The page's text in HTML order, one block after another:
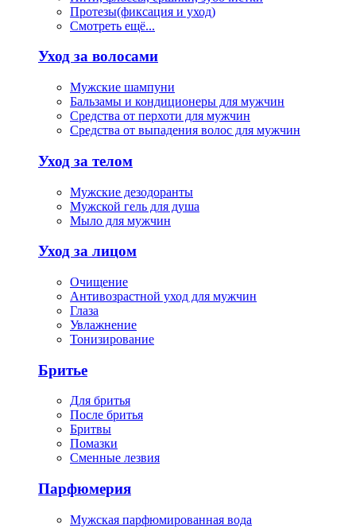
Протезы(фиксация и уход)
Смотреть ещё...
Уход за волосами
Мужские шампуни
Бальзамы и кондиционеры для мужчин
Средства от перхоти для мужчин
Средства от выпадения волос для мужчин
Уход за телом
Мужские дезодоранты
Мужской гель для душа
Мыло для мужчин
Уход за лицом
Очищение
Антивозрастной уход для мужчин
Глаза
Увлажнение
Тонизирование
Бритье
Для бритья
После бритья
Бритвы
Помазки
Сменные лезвия
Парфюмерия
Мужская парфюмированная вода